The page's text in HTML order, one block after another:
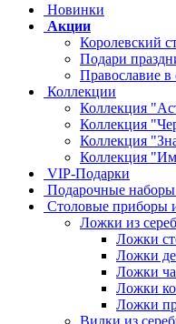
Новинки
Акции
Королевский
Подари
Православие в
Коллекции
Коллекция
Коллекция
Коллекция
Коллекция
VIP-Подарки
Подарочные наборы
Столовые приборы
Ложки из
Ложки
Ложки
Ложки
Ложки
Ложки
Вилки из